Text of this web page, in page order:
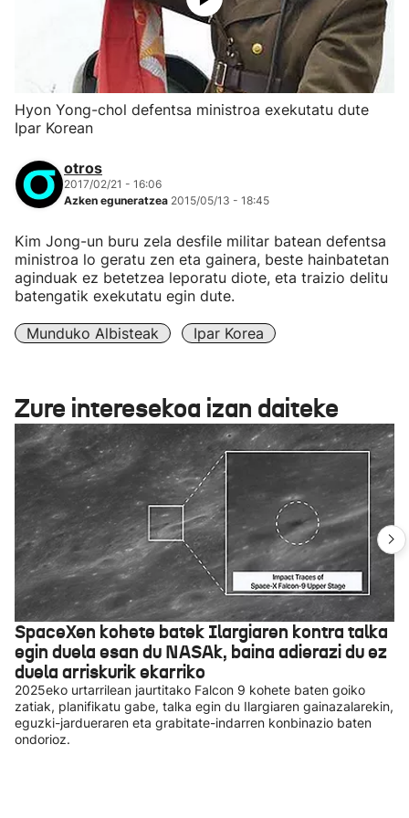
Hyon Yong-chol defentsa ministroa exekutatu dute
Ipar Korean
otros
2017/02/21 - 16:06
Azken eguneratzea 2015/05/13 - 18:45
Kim Jong-un buru zela desfile militar batean defentsa
ministroa lo geratu zen eta gainera, beste hainbatetan
aginduak ez betetzea leporatu diote, eta traizio delitu
batengatik exekutatu egin dute.
Munduko Albisteak Ipar Korea
Zure interesekoa izan daiteke
SpaceXen kohete batek Ilargiaren kontra talka
egin duela esan du NASAk, baina adierazi du ez
duela arriskurik ekarriko
2025eko urtarrilean jaurtitako Falcon 9 kohete baten goiko
zatiak, planifikatu gabe, talka egin du Ilargiaren gainazalarekin,
eguzki-jardueraren eta grabitate-indarren konbinazio baten
ondorioz.